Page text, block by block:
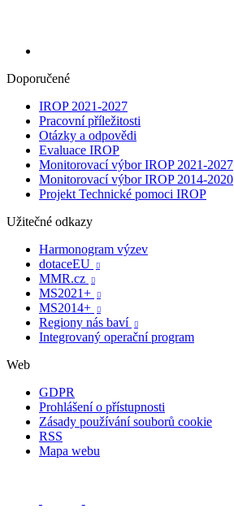
Doporučené
IROP 2021-2027
Pracovní příležitosti
Otázky a odpovědi
Evaluace IROP
Monitorovací výbor IROP 2021-2027
Monitorovací výbor IROP 2014-2020
Projekt Technické pomoci IROP
Užitečné odkazy
Harmonogram výzev
dotaceEU

MMR.cz 
MS2021+ 
MS2014+ 
Regiony nás baví 
Integrovaný operační program
Web
GDPR
Prohlášení o přístupnosti
Zásady používání souborů cookie
RSS
Mapa webu